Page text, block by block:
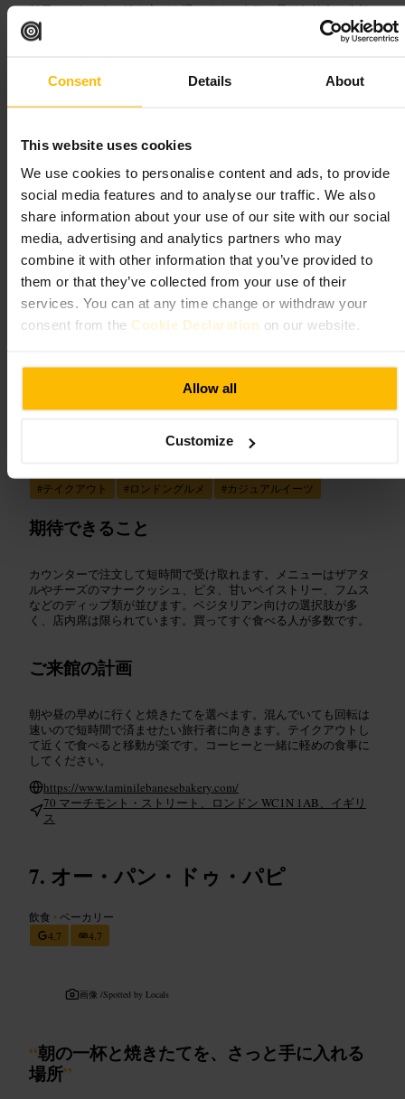
Consent Details About
This website uses cookies
We use cookies to personalise content and ads, to provide
social media features and to analyse our traffic. We also
share information about your use of our site with our social
media, advertising and analytics partners who may
combine it with other information that you’ve provided to
them or that they’ve collected from your use of their
services. You can at any time change or withdraw your
consent from the Cookie Declaration on our website.
Allow all
Customize
朝早めに向かうと焼き立てを選べます。人気の品は午前中で売切
れることがあるので、短時間で買って出るのが効率的です。テイ
クアウトして近くのベンチや宿で食べるのが手軽でおすすめで
http://www.patisseriedeuxamis.co.uk/
タミニ・レバニーズ・ベーカリー
飲食• ベーカリー
4.8
4.8
Mapstr
“焼きたてマナークッシュを気軽に楽しむレ
#テイクアウト #ロンドングルメ #カジュアルイーツ
期待できること
カウンターで注文して短時間で受け取れます。メニューはザアタ
ルやチーズのマナークッシュ、ピタ、甘いペイストリー、フムス
などのディップ類が並びます。ベジタリアン向けの選択肢が多
く、店内席は限られています。買ってすぐ食べる人が多数です。
ご来館の計画
朝や昼の早めに行くと焼きたてを選べます。混んでいても回転は
速いので短時間で済ませたい旅行者に向きます。テイクアウトし
て近くで食べると移動が楽です。コーヒーと一緒に軽めの食事に
してください。
https://www.taminilebanesebakery.com/
70 マーチモント・ストリート、ロンドン WC1N 1AB、イギリ
ス
オー・パン・ドゥ・パピ
飲食 •ベーカリー
4.7
4.7
画像 /Spotted by Locals
“朝の一杯と焼きたてを、さっと手に入れる
場所”